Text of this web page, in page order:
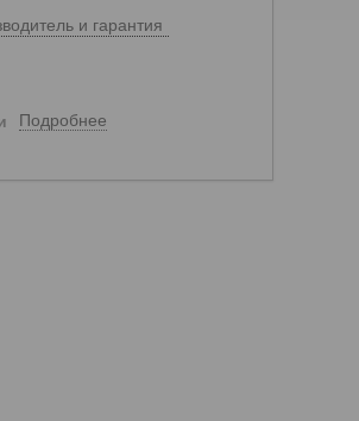
и гарантия
Подробнее